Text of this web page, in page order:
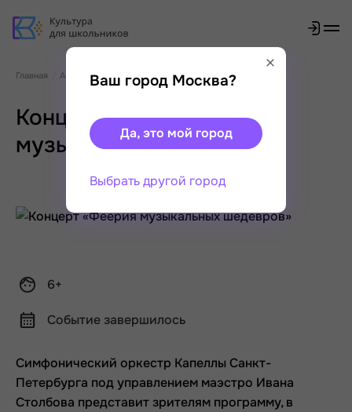
Главная Афиша Концерт «Феерия музыкальных шедевров»
Концерт «Феерия
музыкальных шедевров»
6+
Событие завершилось
Симфонический оркестр Капеллы Санкт-
Петербурга под управлением маэстро Ивана
Столбова представит зрителям программу, в
Ваш город Москва?
Да, это мой город
Выбрать другой город